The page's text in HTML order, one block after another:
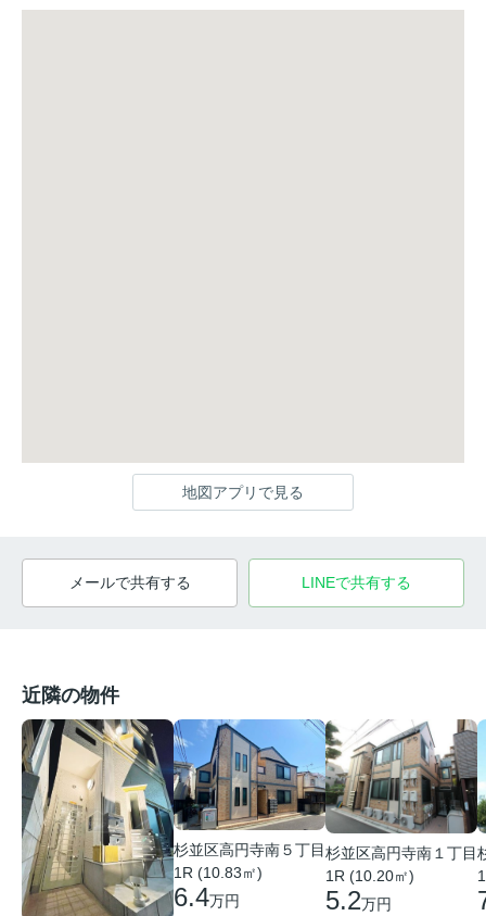
地図アプリで見る
メールで共有する LINEで共有する
近隣の物件
杉並区高円寺南５丁目
1R (10.83㎡)
6.4万円
杉並区高円寺南１丁目
1R (10.20㎡)
5.2万円